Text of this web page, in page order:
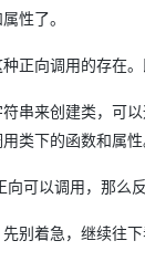
性了。
正向调用的存在。
串来创建类，可
类下的函数和属性
可以调用，那么
别着急，继续往